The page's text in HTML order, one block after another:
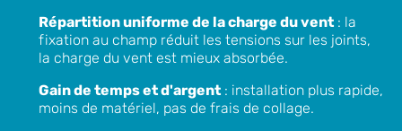
Répartition uniforme de la charge du vent: la
fixation au champ réduit les tensions sur les joints,
la charge du vent est mieux absorbée.
Gain de temps et d'argent: installation plus rapide,
moins de matériel, pas de frais de collage.